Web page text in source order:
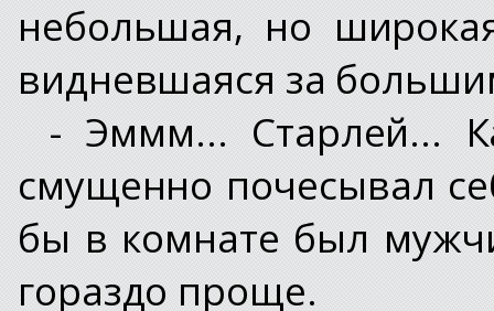
небольшая, но
видневшаяся за
- Эммм... Старлей...
смущенно почесывал
бы в комнате был
гораздо проще.